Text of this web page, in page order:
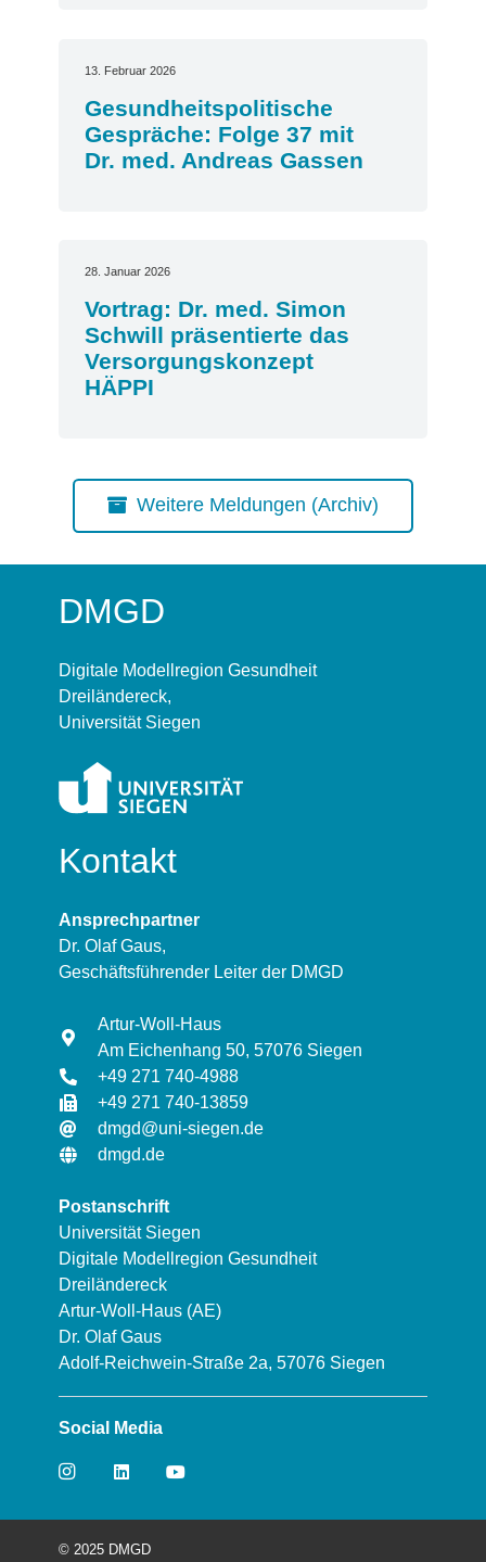
13. Februar 2026
Gesundheitspolitische
Gespräche: Folge 37 mit
Dr. med. Andreas Gassen
28. Januar 2026
Vortrag: Dr. med. Simon
Schwill präsentierte das
Versorgungskonzept
HÄPPI
Weitere Meldungen (Archiv)
DMGD
Digitale Modellregion Gesundheit
Dreiländereck,
Universität Siegen
Kontakt
Ansprechpartner
Dr. Olaf Gaus,
Geschäftsführender Leiter der DMGD
Artur-Woll-Haus
Am Eichenhang 50, 57076 Siegen
+49 271 740-4988
+49 271 740-13859
dmgd@uni-siegen.de
dmgd.de
Postanschrift
Universität Siegen
Digitale Modellregion Gesundheit
Dreiländereck
Artur-Woll-Haus (AE)
Dr. Olaf Gaus
Adolf-Reichwein-Straße 2a, 57076 Siegen
Social Media
© 2025 DMGD